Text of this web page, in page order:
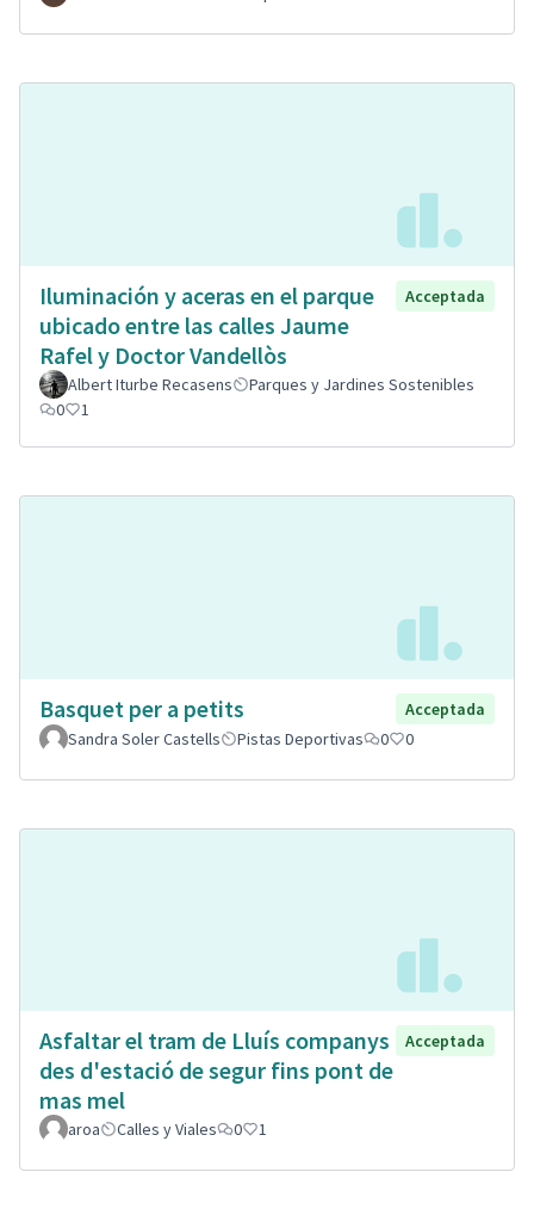
Iluminación y aceras en el parque
ubicado entre las calles Jaume
Rafel y Doctor Vandellòs
Acceptada
Albert Iturbe Recasens
Parques y Jardines Sostenibles
0
1
Basquet per a petits
Acceptada
Sandra Soler Castells
Pistas Deportivas 0 0
Asfaltar el tram de Lluís companys
des d'estació de segur fins pont de
mas mel
Acceptada
aroa Calles y Viales 0 1